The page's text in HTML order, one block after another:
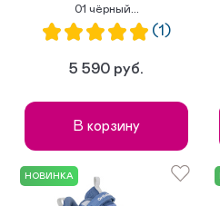
01 чёрный...
(1)
5 590 руб.
В корзину
НОВИНКА